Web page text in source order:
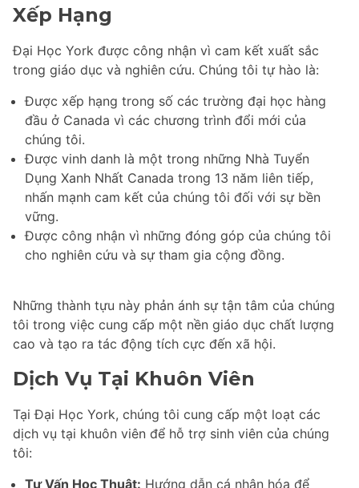
Xếp Hạng
Đại Học York được công nhận vì cam kết xuất sắc
trong giáo dục và nghiên cứu. Chúng tôi tự hào là:
Được xếp hạng trong số các trường đại học hàng
đầu ở Canada vì các chương trình đổi mới của
chúng tôi.
Được vinh danh là một trong những Nhà Tuyển
Dụng Xanh Nhất Canada trong 13 năm liên tiếp,
nhấn mạnh cam kết của chúng tôi đối với sự bền
vững.
Được công nhận vì những đóng góp của chúng tôi
cho nghiên cứu và sự tham gia cộng đồng.
Những thành tựu này phản ánh sự tận tâm của chúng
tôi trong việc cung cấp một nền giáo dục chất lượng
cao và tạo ra tác động tích cực đến xã hội.
Dịch Vụ Tại Khuôn Viên
Tại Đại Học York, chúng tôi cung cấp một loạt các
dịch vụ tại khuôn viên để hỗ trợ sinh viên của chúng
tôi:
Tư Vấn Học Thuật: Hướng dẫn cá nhân hóa để